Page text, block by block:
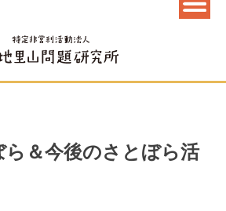
＆今後のさとぼら活